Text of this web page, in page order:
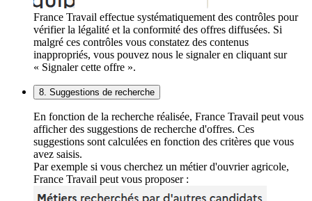
France Travail effectue systématiquement des contrôles pour
vérifier la légalité et la conformité des offres diffusées. Si
malgré ces contrôles vous constatez des contenus
inappropriés, vous pouvez nous le signaler en cliquant sur
« Signaler cette offre ».
8. Suggestions de recherche
En fonction de la recherche réalisée, France Travail peut vous
afficher des suggestions de recherche d'offres. Ces
suggestions sont calculées en fonction des critères que vous
avez saisis.
Par exemple si vous cherchez un métier d'ouvrier agricole,
France Travail peut vous proposer :